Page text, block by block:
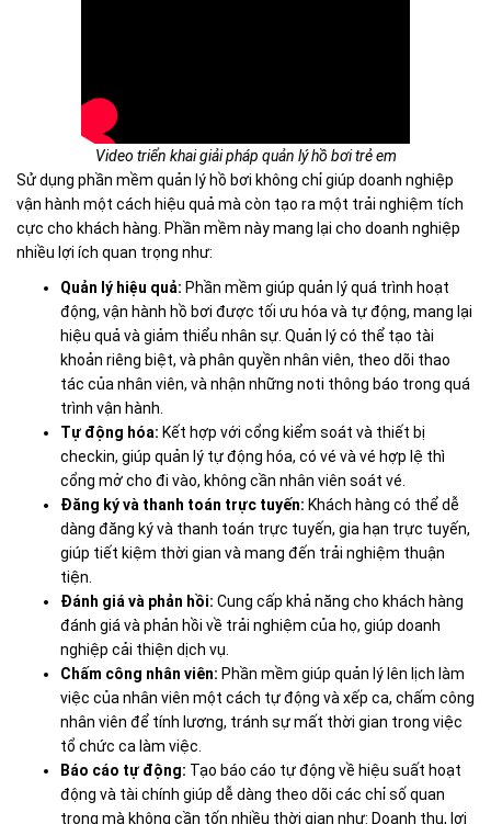
Video triển khai giải pháp quản lý hồ bơi trẻ em
Sử dụng phần mềm quản lý hồ bơi không chỉ giúp doanh nghiệp
vận hành một cách hiệu quả mà còn tạo ra một trải nghiệm tích
cực cho khách hàng. Phần mềm này mang lại cho doanh nghiệp
nhiều lợi ích quan trọng như:
Quản lý hiệu quả: Phần mềm giúp quản lý quá trình hoạt
động, vận hành hồ bơi được tối ưu hóa và tự động, mang lại
hiệu quả và giảm thiểu nhân sự. Quản lý có thể tạo tài
khoản riêng biệt, và phân quyền nhân viên, theo dõi thao
tác của nhân viên, và nhận những noti thông báo trong quá
trình vận hành.
Tự động hóa: Kết hợp với cổng kiểm soát và thiết bị
checkin, giúp quản lý tự động hóa, có vé và vé hợp lệ thì
cổng mở cho đi vào, không cần nhân viên soát vé.
Đăng ký và thanh toán trực tuyến: Khách hàng có thể dễ
dàng đăng ký và thanh toán trực tuyến, gia hạn trực tuyến,
giúp tiết kiệm thời gian và mang đến trải nghiệm thuận
tiện.
Đánh giá và phản hồi: Cung cấp khả năng cho khách hàng
đánh giá và phản hồi về trải nghiệm của họ, giúp doanh
nghiệp cải thiện dịch vụ.
Chấm công nhân viên: Phần mềm giúp quản lý lên lịch làm
việc của nhân viên một cách tự động và xếp ca, chấm công
nhân viên để tính lương, tránh sự mất thời gian trong việc
tổ chức ca làm việc.
Báo cáo tự động: Tạo báo cáo tự động về hiệu suất hoạt
động và tài chính giúp dễ dàng theo dõi các chỉ số quan
trọng mà không cần tốn nhiều thời gian như: Doanh thu, lợi